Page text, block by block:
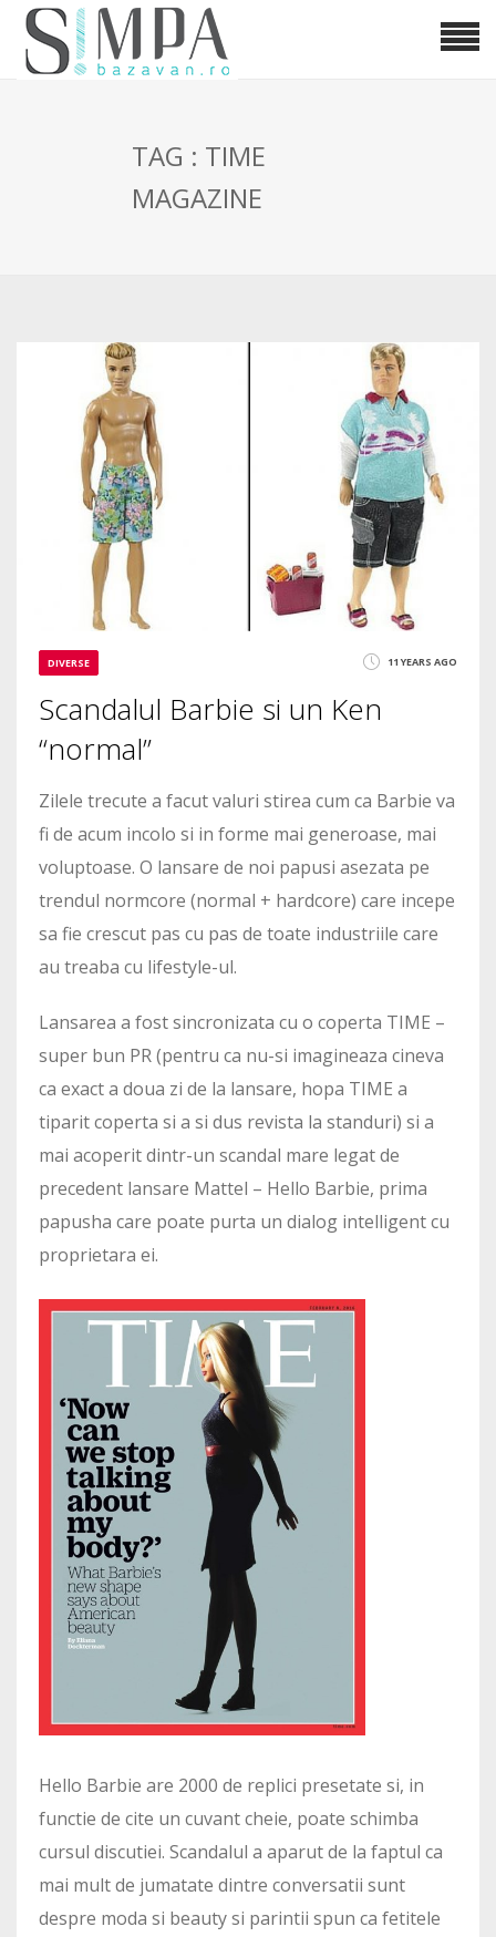
TAG : TIME
MAGAZINE
DIVERSE 11 YEARS AGO
Scandalul Barbie si un Ken
“normal”
Zilele trecute a facut valuri stirea cum ca Barbie va
fi de acum incolo si in forme mai generoase, mai
voluptoase. O lansare de noi papusi asezata pe
trendul normcore (normal + hardcore) care incepe
sa fie crescut pas cu pas de toate industriile care
au treaba cu lifestyle-ul.
Lansarea a fost sincronizata cu o coperta TIME –
super bun PR (pentru ca nu-si imagineaza cineva
ca exact a doua zi de la lansare, hopa TIME a
tiparit coperta si a si dus revista la standuri) si a
mai acoperit dintr-un scandal mare legat de
precedent lansare Mattel – Hello Barbie, prima
papusha care poate purta un dialog intelligent cu
proprietara ei.
Hello Barbie are 2000 de replici presetate si, in
functie de cite un cuvant cheie, poate schimba
cursul discutiei. Scandalul a aparut de la faptul ca
mai mult de jumatate dintre conversatii sunt
despre moda si beauty si parintii spun ca fetitele